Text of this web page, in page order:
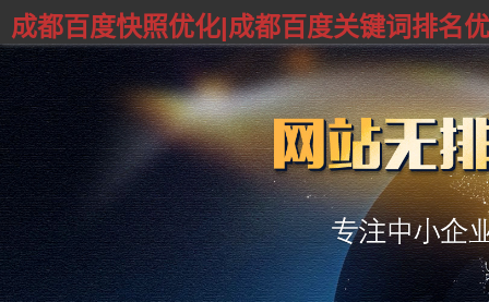
成都百度快照优化|成都百度关键词排名